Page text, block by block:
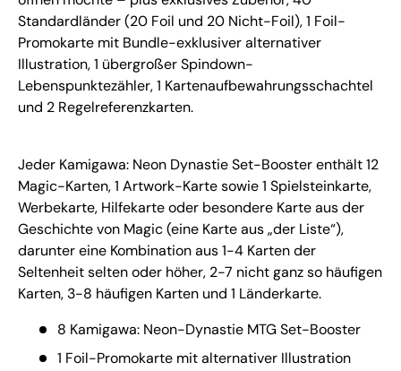
Standardländer (20 Foil und 20 Nicht-Foil), 1 Foil-
Promokarte mit Bundle-exklusiver alternativer
Illustration, 1 übergroßer Spindown-
Lebenspunktezähler, 1 Kartenaufbewahrungsschachtel
und 2 Regelreferenzkarten.
Jeder Kamigawa: Neon Dynastie Set-Booster enthält 12
Magic-Karten, 1 Artwork-Karte sowie 1 Spielsteinkarte,
Werbekarte, Hilfekarte oder besondere Karte aus der
Geschichte von Magic (eine Karte aus „der Liste“),
darunter eine Kombination aus 1-4 Karten der
Seltenheit selten oder höher, 2-7 nicht ganz so häufigen
Karten, 3-8 häufigen Karten und 1 Länderkarte.
8 Kamigawa: Neon-Dynastie MTG Set-Booster
1 Foil-Promokarte mit alternativer Illustration